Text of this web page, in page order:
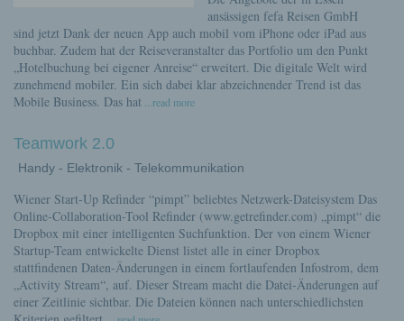
ansässigen fefa Reisen GmbH
sind jetzt Dank der neuen App auch mobil vom iPhone oder iPad aus
buchbar. Zudem hat der Reiseveranstalter das Portfolio um den Punkt
„Hotelbuchung bei eigener Anreise“ erweitert. Die digitale Welt wird
zunehmend mobiler. Ein sich dabei klar abzeichnender Trend ist das
Mobile Business. Das hat ...read more
Teamwork 2.0
Handy - Elektronik - Telekommunikation
Wiener Start-Up Refinder “pimpt” beliebtes Netzwerk-Dateisystem Das
Online-Collaboration-Tool Refinder (www.getrefinder.com) „pimpt“ die
Dropbox mit einer intelligenten Suchfunktion. Der von einem Wiener
Startup-Team entwickelte Dienst listet alle in einer Dropbox
stattfindenen Daten-Änderungen in einem fortlaufenden Infostrom, dem
„Activity Stream“, auf. Dieser Stream macht die Datei-Änderungen auf
einer Zeitlinie sichtbar. Die Dateien können nach unterschiedlichsten